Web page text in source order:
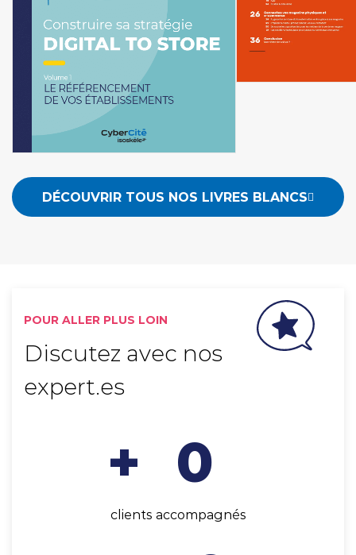
DÉCOUVRIR TOUS NOS LIVRES BLANCS
POUR ALLER PLUS LOIN
Discutez avec nos
expert.es
+ 0
clients accompagnés